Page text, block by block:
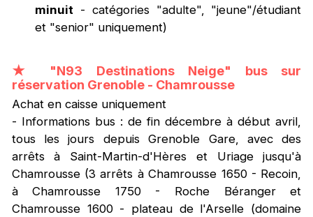
minuit - catégories "adulte", "jeune"/étudiant
et "senior" uniquement)
★ "N93 Destinations Neige" bus sur
réservation Grenoble - Chamrousse
Achat en caisse uniquement
- Informations bus : de fin décembre à début avril,
tous les jours depuis Grenoble Gare, avec des
arrêts à Saint-Martin-d'Hères et Uriage jusqu'à
Chamrousse (3 arrêts à Chamrousse 1650 - Recoin,
à Chamrousse 1750 - Roche Béranger et
Chamrousse 1600 - plateau de l'Arselle (domaine